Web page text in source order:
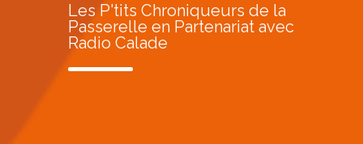
Les P'tits Chroniqueurs de la
Passerelle en Partenariat avec
Radio Calade